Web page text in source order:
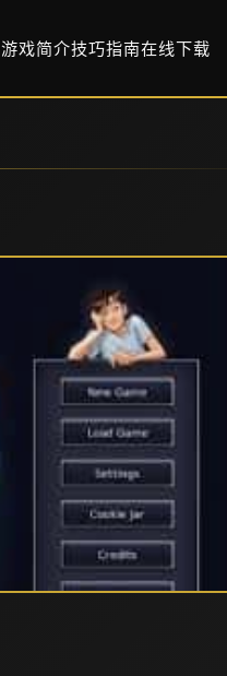
游戏简介技巧指南在线下载